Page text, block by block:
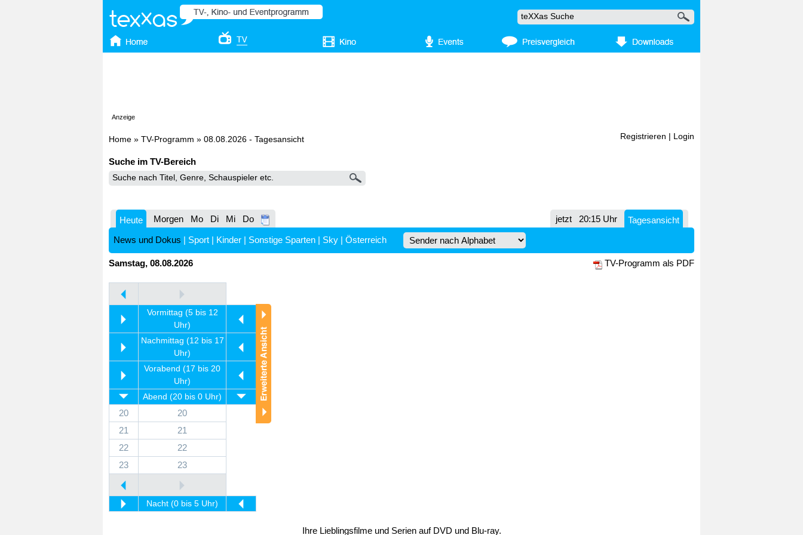
Anzeige
Home » TV-Programm » 08.08.2026 - Tagesansicht Registrieren Login
Suche im TV-Bereich
Heute Morgen Mo Di Mi Do jetzt 20:15 Uhr
Tagesansicht
News und Dokus | Sport | Kinder | Sonstige Sparten | Sky | Österreich
Samstag, 08.08.2026 TV-Programm als PDF
Vormittag (5 bis 12
Uhr)
Nachmittag (12 bis 17
Uhr)
Vorabend (17 bis 20
Uhr)
Abend (20 bis 0 Uhr)
20
20
21
21
22
22
23
23
Nacht (0 bis 5 Uhr)
Ihre Lieblingsfilme und Serien auf DVD und Blu-ray.